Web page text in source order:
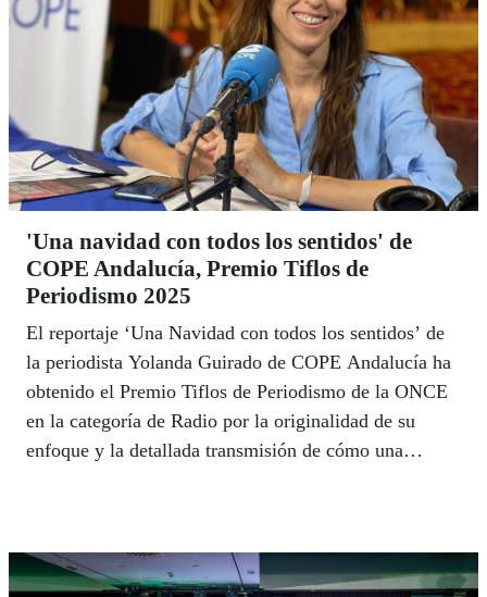
'Una navidad con todos los sentidos' de
COPE Andalucía, Premio Tiflos de
Periodismo 2025
El reportaje ‘Una Navidad con todos los sentidos’ de
la periodista Yolanda Guirado de COPE Andalucía ha
obtenido el Premio Tiflos de Periodismo de la ONCE
en la categoría de Radio por la originalidad de su
enfoque y la detallada transmisión de cómo una